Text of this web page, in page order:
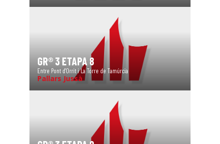
GR® 3 ETAPA 8
Entre Pont d'Orrit i La Torre de Tamúrcia
Pallars Jussà